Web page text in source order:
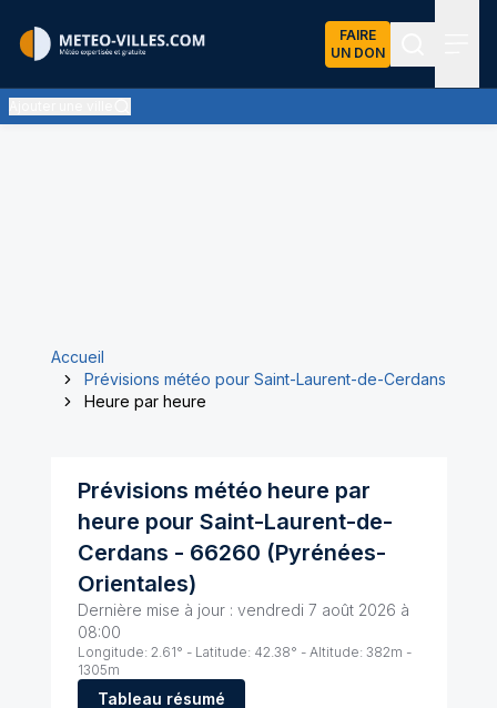
FAIRE
UN DON
Accueil
Prévisions météo pour Saint-Laurent-de-Cerdans
Heure par heure
Prévisions météo heure par
heure pour Saint-Laurent-de-
Cerdans - 66260 (Pyrénées-
Orientales)
Dernière mise à jour : vendredi 7 août 2026 à
08:00
Longitude: 2.61° - Latitude: 42.38° - Altitude: 382m -
1305m
Tableau résumé